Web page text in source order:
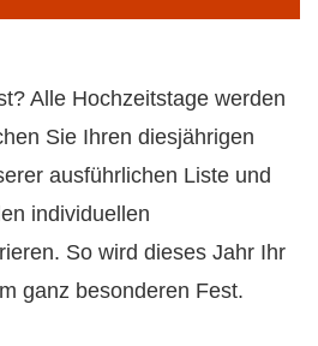
Alle Hochzeitstage werden
Sie Ihren diesjährigen
ausführlichen Liste und
individuellen
So wird dieses Jahr Ihr
ganz besonderen Fest.